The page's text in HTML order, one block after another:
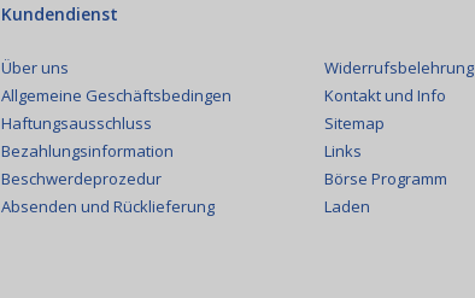
Kundendienst
Über uns
Allgemeine Geschäftsbedingen
Haftungsausschluss
Bezahlungsinformation
Beschwerdeprozedur
Absenden und Rücklieferung
Widerrufsbelehrung
Kontakt und Info
Sitemap
Links
Börse Programm
Laden